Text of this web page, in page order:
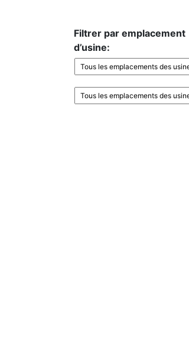
Filtrer par emplacement
d’usine: